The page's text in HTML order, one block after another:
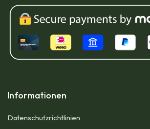
Informationen
Datenschutzrichtlinien